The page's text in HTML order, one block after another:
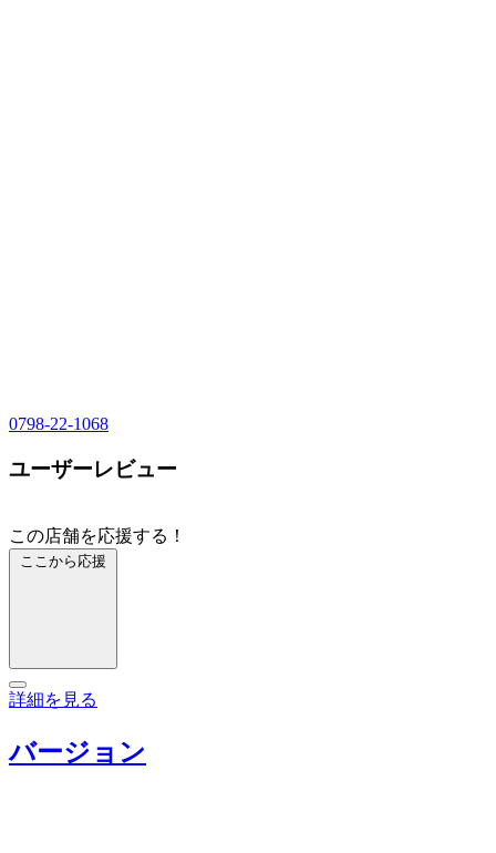
0798-22-1068
ユーザーレビュー
この店舗を応援する！
ここから応援
詳細を見る
バージョン